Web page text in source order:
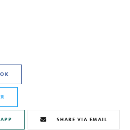
SHARE VIA EMAIL